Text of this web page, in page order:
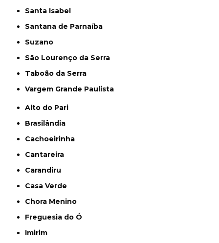
Santa Isabel
Santana de Parnaíba
Suzano
São Lourenço da Serra
Taboão da Serra
Vargem Grande Paulista
Alto do Pari
Brasilândia
Cachoeirinha
Cantareira
Carandiru
Casa Verde
Chora Menino
Freguesia do Ó
Imirim